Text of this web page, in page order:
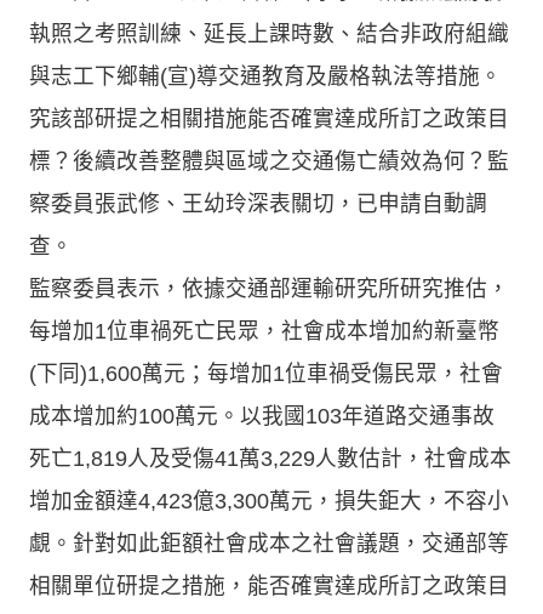
執照之考照訓練、延長上課時數、結合非政府組織
與志工下鄉輔(宣)導交通教育及嚴格執法等措施。
究該部研提之相關措施能否確實達成所訂之政策目
標？後續改善整體與區域之交通傷亡績效為何？監
察委員張武修、王幼玲深表關切，已申請自動調
查。
監察委員表示，依據交通部運輸研究所研究推估，
每增加1位車禍死亡民眾，社會成本增加約新臺幣
(下同)1,600萬元；每增加1位車禍受傷民眾，社會
成本增加約100萬元。以我國103年道路交通事故
死亡1,819人及受傷41萬3,229人數估計，社會成本
增加金額達4,423億3,300萬元，損失鉅大，不容小
覷。針對如此鉅額社會成本之社會議題，交通部等
相關單位研提之措施，能否確實達成所訂之政策目